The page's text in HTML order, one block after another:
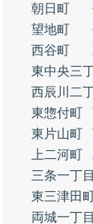
朝日町
望地町
西谷町
東中央三
西辰川二
東惣付町
東片山町
上二河町
三条一丁目
東三津田
両城一丁目